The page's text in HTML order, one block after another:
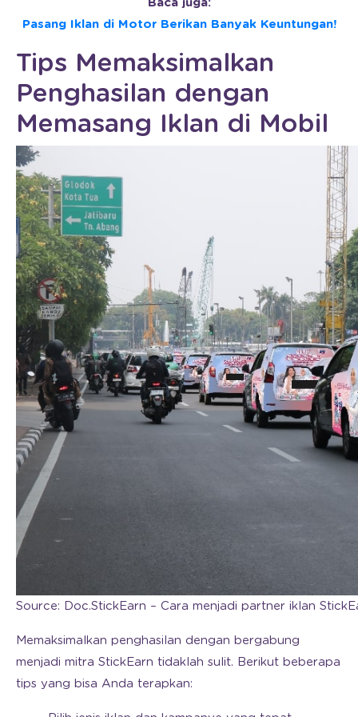
Baca juga:
Pasang Iklan di Motor Berikan Banyak Keuntungan!
Tips Memaksimalkan
Penghasilan dengan
Memasang Iklan di Mobil
Source: Doc.StickEarn – Cara menjadi partner iklan
Memaksimalkan penghasilan dengan bergabung
menjadi mitra StickEarn tidaklah sulit. Berikut beberapa
tips yang bisa Anda terapkan: